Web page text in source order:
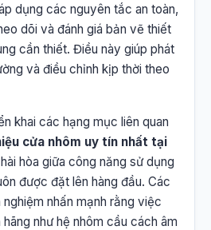
dụng các nguyên tắc an toàn,
dõi và đánh giá bản vẽ thiết
cần thiết. Điều này giúp phát
và điều chỉnh kịp thời theo
khai các hạng mục liên quan
cửa nhôm uy tín nhất tại
hòa giữa công năng sử dụng
được đặt lên hàng đầu. Các
nhấn mạnh rằng việc
như hệ nhôm cầu cách âm